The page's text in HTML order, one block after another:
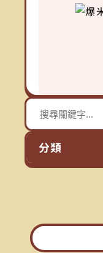
搜
分類
SEO
網頁設計知識